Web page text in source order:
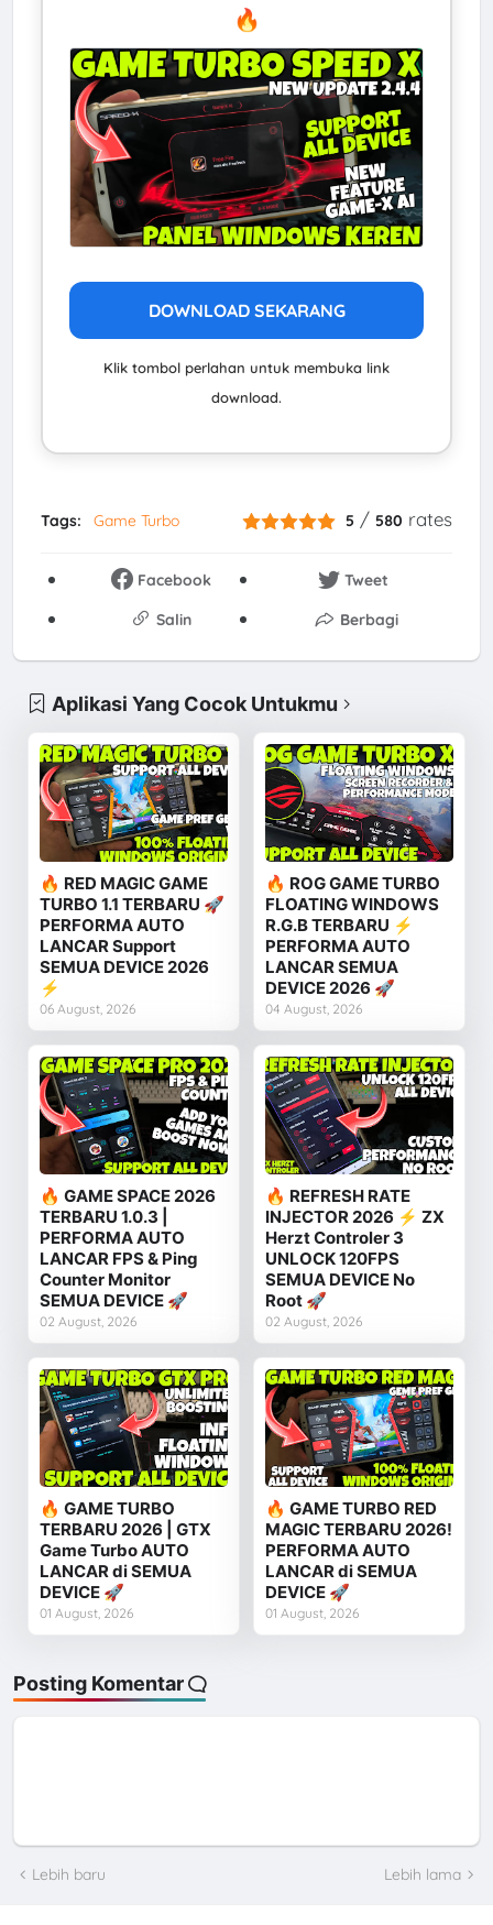
🔥
DOWNLOAD SEKARANG
Klik tombol perlahan untuk membuka link
download.
Tags: Game Turbo 5 /580 rates
Facebook
Tweet
Salin
Berbagi
Aplikasi Yang Cocok Untukmu
🔥 RED MAGIC GAME
TURBO 1.1 TERBARU 🚀
PERFORMA AUTO
LANCAR Support
SEMUA DEVICE 2026
⚡
06 August, 2026
🔥 ROG GAME TURBO
FLOATING WINDOWS
R.G.B TERBARU ⚡
PERFORMA AUTO
LANCAR SEMUA
DEVICE 2026 🚀
04 August, 2026
🔥 GAME SPACE 2026
TERBARU 1.0.3 |
PERFORMA AUTO
LANCAR FPS & Ping
Counter Monitor
SEMUA DEVICE 🚀
02 August, 2026
🔥 REFRESH RATE
INJECTOR 2026 ⚡ ZX
Herzt Controler 3
UNLOCK 120FPS
SEMUA DEVICE No
Root 🚀
02 August, 2026
🔥 GAME TURBO
TERBARU 2026 | GTX
Game Turbo AUTO
LANCAR di SEMUA
DEVICE 🚀
01 August, 2026
🔥 GAME TURBO RED
MAGIC TERBARU 2026!
PERFORMA AUTO
LANCAR di SEMUA
DEVICE 🚀
01 August, 2026
Posting Komentar
Lebih baru Lebih lama